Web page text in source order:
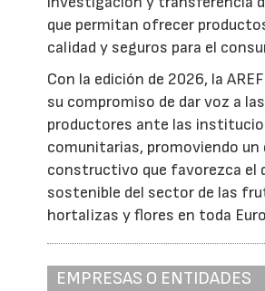
que permitan ofrecer
calidad y seguros para el
Con la edición de 2026, la
su compromiso de dar voz a
productores ante las
comunitarias, promoviendo un
constructivo que favorezca el
sostenible del sector de las
hortalizas y flores en toda
EMPRESAS O ENTIDADES